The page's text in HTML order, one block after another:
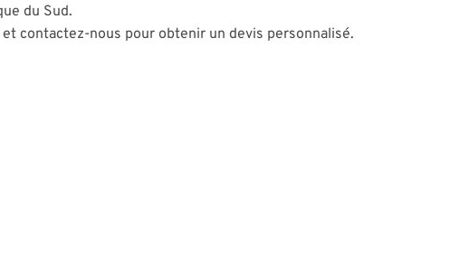
du Sud.
contactez-nous pour obtenir un devis personnalisé.